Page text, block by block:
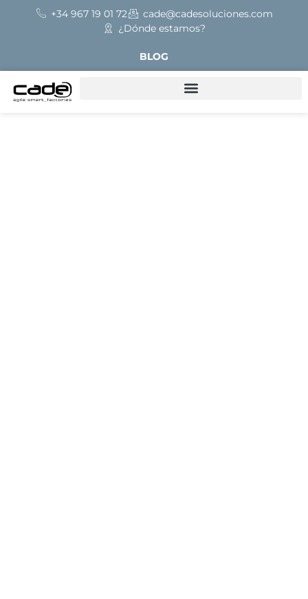
+34 967 19 01 72
cade@cadesoluciones.com
¿Dónde estamos?
BLOG